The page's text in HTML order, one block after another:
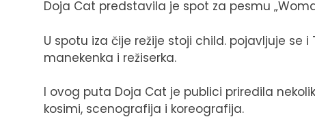
Doja Cat predstavila je spot za pesmu
U spotu iza čije režije stoji child. pojavljuje se
manekenka i režiserka.
I ovog puta Doja Cat je publici priredila
kosimi, scenografija i koreografija.